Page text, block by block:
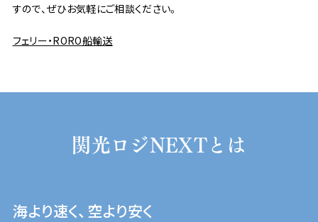
すので、ぜひお気軽にご相談ください。
フェリー・RORO船輸送
関光ロジNEXTとは
海より速く、空より安く